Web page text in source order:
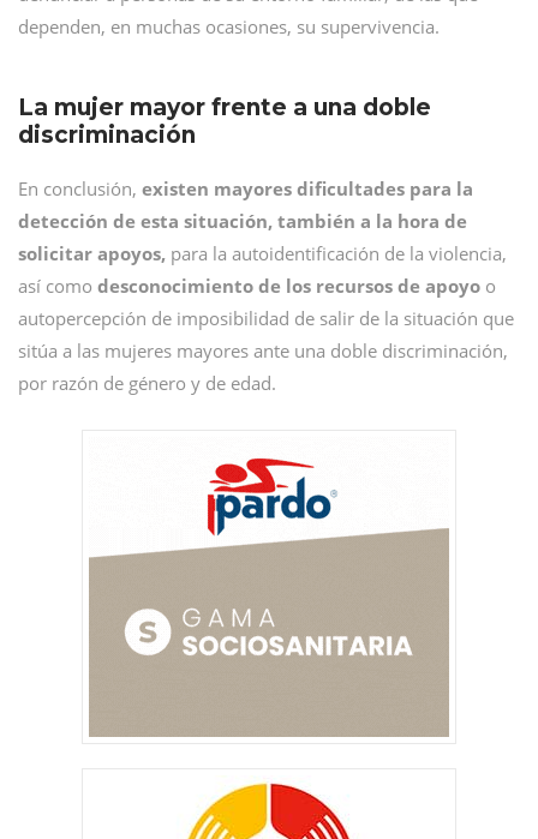
dependen, en muchas ocasiones, su supervivencia.
La mujer mayor frente a una doble
discriminación
En conclusión, existen mayores dificultades para la
detección de esta situación, también a la hora de
solicitar apoyos, para la autoidentificación de la violencia,
así como desconocimiento de los recursos de apoyo o
autopercepción de imposibilidad de salir de la situación que
sitúa a las mujeres mayores ante una doble discriminación,
por razón de género y de edad.